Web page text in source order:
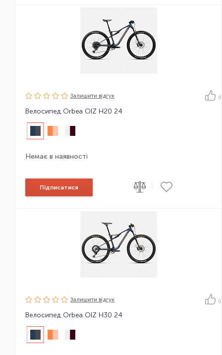
Залишити вiдгук 0
Велосипед Orbea OIZ H20 24
Немає в наявності
Підписатися
Залишити вiдгук 0
Велосипед Orbea OIZ H30 24